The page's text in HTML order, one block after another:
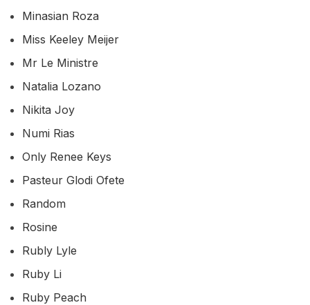
Minasian Roza
Miss Keeley Meijer
Mr Le Ministre
Natalia Lozano
Nikita Joy
Numi Rias
Only Renee Keys
Pasteur Glodi Ofete
Random
Rosine
Rubly Lyle
Ruby Li
Ruby Peach